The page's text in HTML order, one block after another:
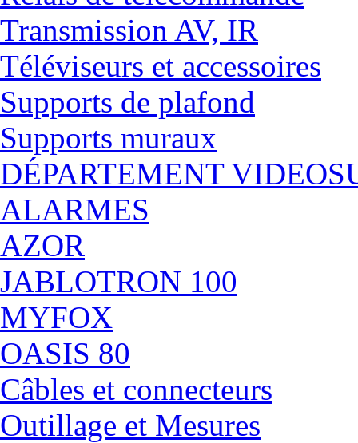
Transmission AV, IR
Téléviseurs et accessoires
Supports de plafond
Supports muraux
DÉPARTEMENT
ALARMES
AZOR
JABLOTRON 100
MYFOX
OASIS 80
Câbles et connecteurs
Outillage et Mesures